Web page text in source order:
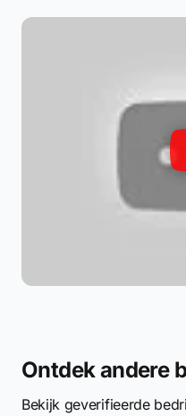
Ontdek andere
Bekijk geverifieerde